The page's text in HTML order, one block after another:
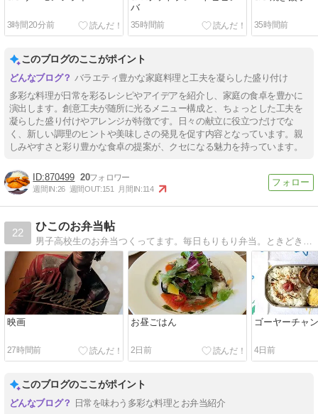
3時間20分前
バ
35時間前
35時間前
このブログのここがポイント
バラエティ豊かな家庭料理と工夫を凝らした盛り付け
多彩な料理が日常を彩るレシピやアイデアを紹介し、家庭の食卓を豊かに
演出します。創意工夫が随所に光るメニュー構成と、ちょっとした工夫を
凝らした盛り付けやアレンジが特徴です。日々の献立に役立つだけでな
く、新しい調理のヒントや美味しさの発見を促す内容となっています。親
しみやすさと彩り豊かな食卓の提案が、クセになる魅力を持っています。
870499 20
週間IN:26 週間OUT:151 月間IN:114
22
ひこのお弁当帖
男子高校生のお弁当つくってます。毎日もりもり弁当。ときどき自分ごはん。手作り布小物もご紹介。おいしい日々をつづります。
映画
27時間前
お昼ごはん
2日前
ゴーヤーチャ
4日前
このブログのここがポイント
日常を味わう多彩な料理とお弁当紹介